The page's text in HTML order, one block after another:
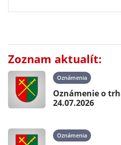
Zoznam aktualít:
Oznámenia
Oznámenie o
24.07.2026
Oznámenia